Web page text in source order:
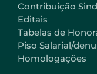
Contribuição
Editais
Tabelas de
Piso Salarial/
Homologações